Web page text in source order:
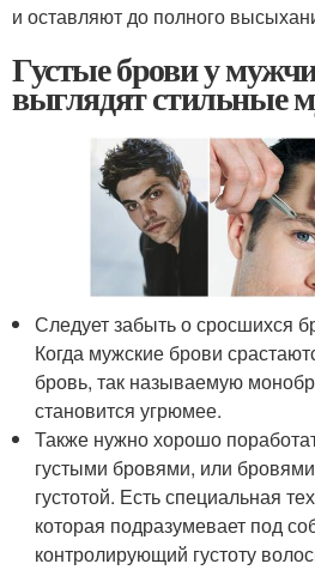
и оставляют до полного
Густые брови у
выглядят стильные
Следует забыть о сросшихся
Когда мужские брови
бровь, так называемую
становится угрюмее.
Также нужно хорошо
густыми бровями, или
густотой. Есть специальная
которая подразумевает под
контролирующий густоту